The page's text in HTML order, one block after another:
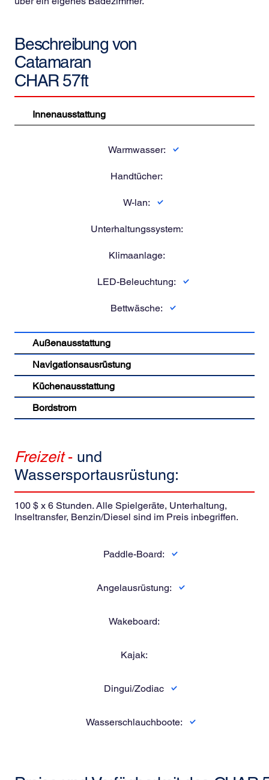
Beschreibung von
Catamaran
CHAR 57ft
Innenausstattung
Warmwasser:
W-lan:
Unterhaltungssystem:
Klimaanlage:
Handtücher:
Bettwäsche:
LED-Beleuchtung:
Außenausstattung
Navigationsausrüstung
Küchenausstattung
Bordstrom
Freizeit- und
Wassersportausrüstung:
100 $ x 6 Stunden. Alle Spielgeräte, Unterhaltung,
Inseltransfer, Benzin/Diesel sind im Preis inbegriffen.
Paddle-Board:
Angelausrüstung:
Kajak:
Dingui/Zodiac
Wakeboard:
Wasserschlauchboote: